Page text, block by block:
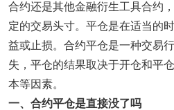
合约还是其他金融衍生工具合约
定的交易头寸。平仓是在适当的
益或止损。合约平仓是一种交易
失，平仓的结果取决于开仓和平
本等因素。
一、合约平仓是直接没了吗